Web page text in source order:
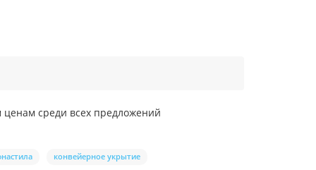
среди всех предложений
конвейерное укрытие